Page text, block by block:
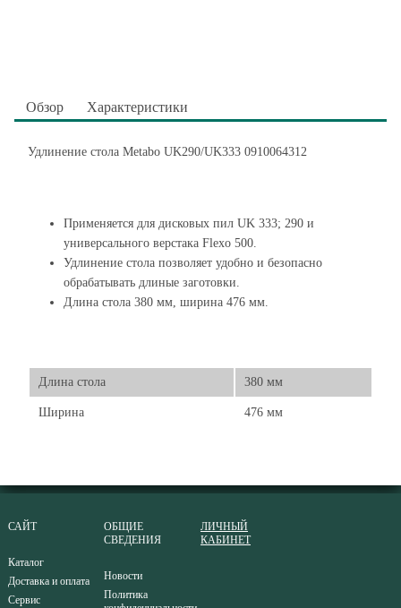
Обзор Характеристики
Удлинение стола Metabo UK290/UK333 0910064312
Применяется для дисковых пил UK 333; 290 и
универсального верстака Flexo 500.
Удлинение стола позволяет удобно и безопасно
обрабатывать длиные заготовки.
Длина стола 380 мм, ширина 476 мм.
Длина стола 380 мм
Ширина 476 мм
САЙТ
Каталог
Доставка и оплата
Сервис
ОБЩИЕ
СВЕДЕНИЯ
Новости
Политика
ЛИЧНЫЙ
КАБИНЕТ